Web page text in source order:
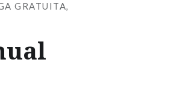
GRATUITA,